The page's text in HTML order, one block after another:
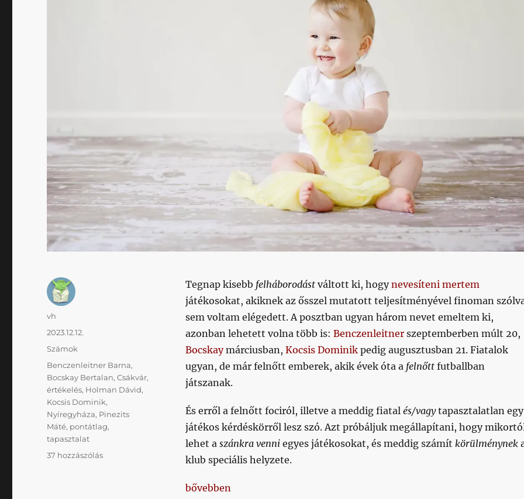
Tegnap kisebb felháborodástváltott ki, hogynevesíteni mertem
játékosokat, akiknek az ősszel mutatott teljesítményével finoman
sem voltam elégedett. A posztban ugyan három nevet emeltem ki,
azonban lehetett volna több is: Benczenleitnerszeptemberben múlt 20,
Bocskaymárciusban, Kocsis Dominikpedig augusztusban 21. Fiatalok
ugyan, de már felnőtt emberek, akik évek óta a felnőttfutballban
játszanak.
És erről a felnőtt fociról, illetve a meddig fiatal és/vagytapasztalatlan egy
játékos kérdéskörről lesz szó. Azt próbáljuk megállapítani, hogy
lehet a szánkra venniegyes játékosokat, és meddig számít körülménynek
klub speciális helyzete.
„Beszéljünk röviden a játékosok tapasztalatáról”
bővebben
Szerző
vh
Közzétéve
2023.12.12.
Kategória
Számok
Címke
Benczenleitner Barna,
Bocskay Bertalan,Csákvár,
értékelés, Holman Dávid,
Kocsis Dominik,
Nyíregyháza, Pinezits
Máté, pontátlag,
tapasztalat
37 hozzászólásBeszéljünk